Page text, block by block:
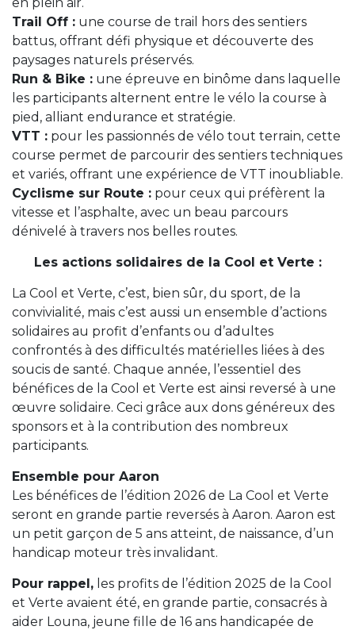
Trail Off : une course de trail hors des sentiers
battus, offrant défi physique et découverte des
paysages naturels préservés.
Run & Bike : une épreuve en binôme dans laquelle
les participants alternent entre le vélo la course à
pied, alliant endurance et stratégie.
VTT : pour les passionnés de vélo tout terrain, cette
course permet de parcourir des sentiers techniques
et variés, offrant une expérience de VTT inoubliable.
Cyclisme sur Route : pour ceux qui préfèrent la
vitesse et l’asphalte, avec un beau parcours
dénivelé à travers nos belles routes.
Les actions solidaires de la Cool et Verte :
La Cool et Verte, c’est, bien sûr, du sport, de la
convivialité, mais c’est aussi un ensemble d’actions
solidaires au profit d’enfants ou d’adultes
confrontés à des difficultés matérielles liées à des
soucis de santé. Chaque année, l’essentiel des
bénéfices de la Cool et Verte est ainsi reversé à une
œuvre solidaire. Ceci grâce aux dons généreux des
sponsors et à la contribution des nombreux
participants.
Ensemble pour Aaron
Les bénéfices de l’édition 2026 de La Cool et Verte
seront en grande partie reversés à Aaron. Aaron est
un petit garçon de 5 ans atteint, de naissance, d’un
handicap moteur très invalidant.
Pour rappel, les profits de l’édition 2025 de la Cool
et Verte avaient été, en grande partie, consacrés à
aider Louna, jeune fille de 16 ans handicapée de